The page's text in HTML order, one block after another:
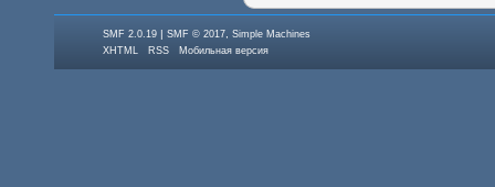
SMF 2.0.19 |SMF © 2017,Simple Machines
XHTML
RSS Мобильная версия